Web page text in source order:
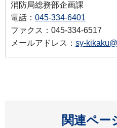
消防局総務部企画課
電話： 045-334-6401
ファクス：045-334-6517
メールアドレス： sy-
関連ペー